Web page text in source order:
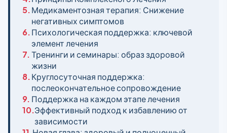
5.Медикаментозная терапия: Снижение
негативных симптомов
6.Психологическая поддержка: ключевой
элемент лечения
7.Тренинги и семинары: образ здоровой
жизни
8.Круглосуточная поддержка:
послеокончательное сопровождение
9. Поддержка на каждом этапе лечения
10.Эффективный подход к избавлению от
зависимости